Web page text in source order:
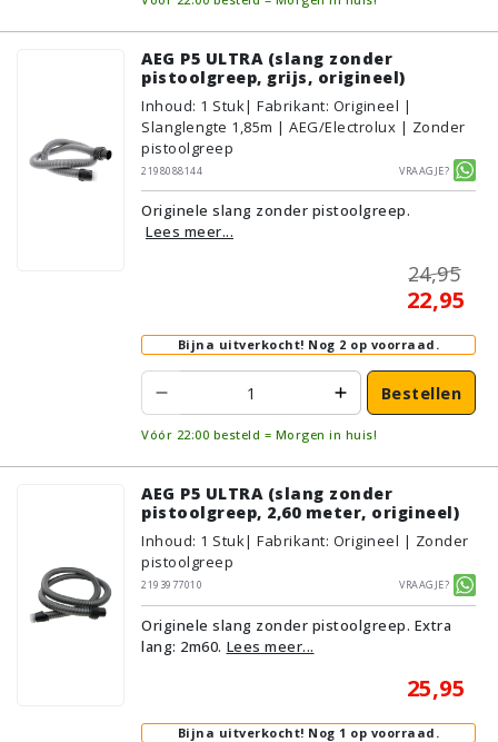
AEG P5 ULTRA (slang zonder
pistoolgreep, grijs, origineel)
Inhoud: 1 Stuk| Fabrikant: Origineel |
Slanglengte 1,85m | AEG/Electrolux | Zonder
pistoolgreep
2198088144
Vraagje?
Originele slang zonder pistoolgreep.
Lees meer...
24,95
22,95
Bijna uitverkocht! Nog 2 op voorraad.
Bestellen
Vóór 22:00 besteld = Morgen in huis!
AEG P5 ULTRA (slang zonder
pistoolgreep, 2,60 meter, origineel)
Inhoud: 1 Stuk| Fabrikant: Origineel | Zonder
pistoolgreep
2193977010
Vraagje?
Originele slang zonder pistoolgreep. Extra
lang: 2m60. Lees meer...
25,95
Bijna uitverkocht! Nog 1 op voorraad.